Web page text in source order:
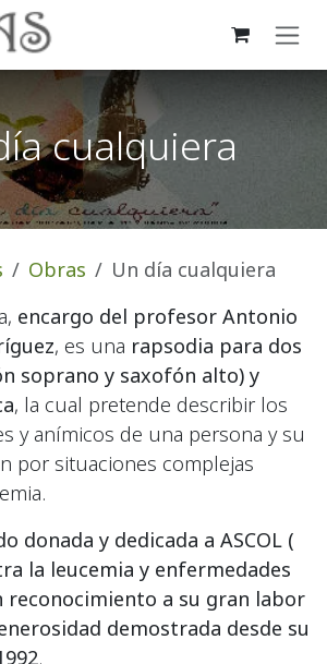
cualquiera
Obras
Un día cualquiera
encargo del profesor Antonio
, es una rapsodia para dos
soprano y saxofón alto) y
, la cual pretende describir los
y anímicos de una persona y su
por situaciones complejas
donada y dedicada a ASCOL (
la leucemia y enfermedades
reconocimiento a su gran labor
demostrada desde su
.